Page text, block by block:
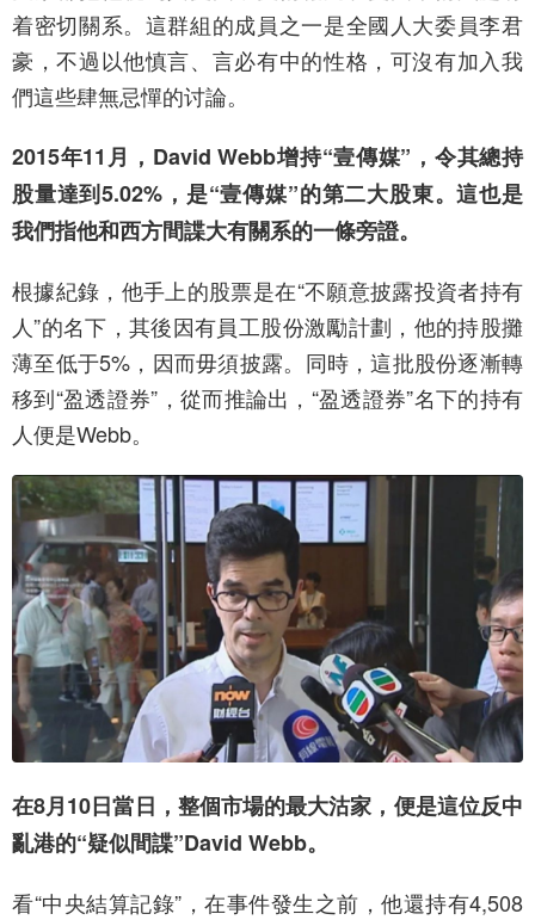
着密切關系。這群組的成員之一是全國人大委員李君
豪，不過以他慎言、言必有中的性格，可沒有加入我
們這些肆無忌憚的讨論。
2015年11月，David Webb增持“壹傳媒”，令其總持
股量達到5.02%，是“壹傳媒”的第二大股東。這也是
我們指他和西方間諜大有關系的一條旁證。
根據紀錄，他手上的股票是在“不願意披露投資者持有
人”的名下，其後因有員工股份激勵計劃，他的持股攤
薄至低于5%，因而毋須披露。同時，這批股份逐漸轉
移到“盈透證券”，從而推論出，“盈透證券”名下的持有
人便是Webb。
在8月10日當日，整個市場的最大沽家，便是這位反中
亂港的“疑似間諜”David Webb。
看“中央結算記錄”，在事件發生之前，他還持有4,508